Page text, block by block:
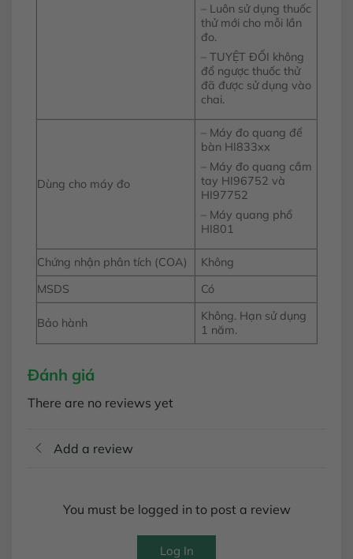
– Luôn sử dụng thuốc
thử mới cho mỗi lần
đo.
– TUYỆT ĐỐI không
đổ ngược thuốc thử
đã được sử dụng vào
chai.
Dùng cho máy đo
– Máy đo quang để
bàn HI833xx
– Máy đo quang cầm
tay HI96752 và
HI97752
– Máy quang phổ
HI801
Chứng nhận phân tích (COA)
Không
MSDS
Có
Bảo hành
Không. Hạn sử dụng
1 năm.
Đánh giá
There are no reviews yet
Add a review
You must be logged in to post a review
Log In